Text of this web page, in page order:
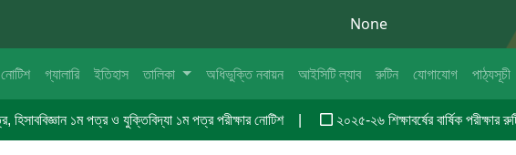
None
নোটিশ গ্যালারি ইতিহাস তালিকা অধিভুক্তি নবায়ন আইসিটি ল্যাব রুটিন যোগাযোগ পাঠ্যসূচী
১ম পত্র ও যুক্তিবিদ্যা ১ম পত্র পরীক্ষার নোটিশ ২০২৫-২৬ শিক্ষাবর্ষের বার্ষিক পরীক্ষার রুটিন